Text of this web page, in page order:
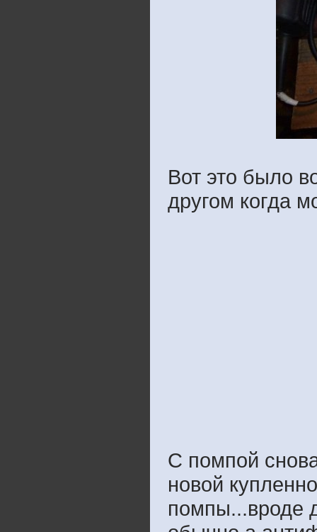
Вот это было
другом когда
С помпой
новой
помпы...вроде